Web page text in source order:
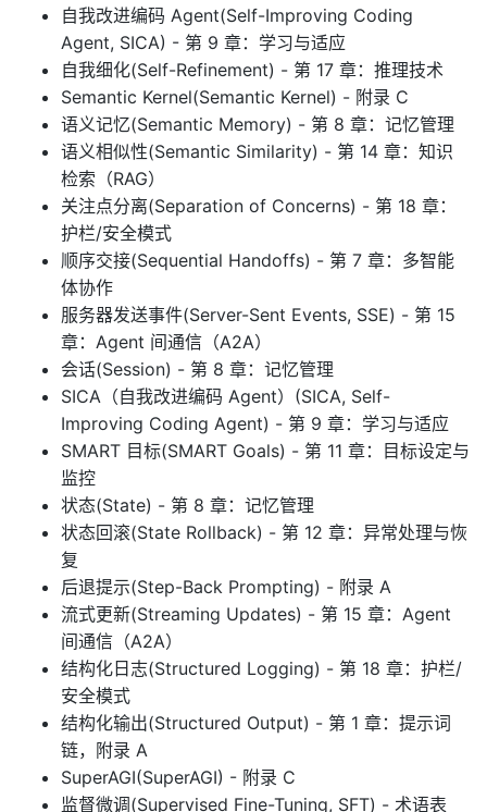
自我改进编码 Agent(Self-Improving Coding
Agent, SICA) - 第 9 章：学习与适应
自我细化(Self-Refinement) - 第 17 章：推理技术
Semantic Kernel(Semantic Kernel) - 附录 C
语义记忆(Semantic Memory) - 第 8 章：记忆管理
语义相似性(Semantic Similarity) - 第 14 章：知识
检索（RAG）
关注点分离(Separation of Concerns) - 第 18 章：
护栏/安全模式
顺序交接(Sequential Handoffs) - 第 7 章：多智能
体协作
服务器发送事件(Server-Sent Events, SSE) - 第 15
章：Agent 间通信（A2A）
会话(Session) - 第 8 章：记忆管理
SICA（自我改进编码 Agent）(SICA, Self-
Improving Coding Agent) - 第 9 章：学习与适应
SMART 目标(SMART Goals) - 第 11 章：目标设定与
监控
状态(State) - 第 8 章：记忆管理
状态回滚(State Rollback) - 第 12 章：异常处理与恢
复
后退提示(Step-Back Prompting) - 附录 A
流式更新(Streaming Updates) - 第 15 章：Agent
间通信（A2A）
结构化日志(Structured Logging) - 第 18 章：护栏/
安全模式
结构化输出(Structured Output) - 第 1 章：提示词
链，附录 A
SuperAGI(SuperAGI) - 附录 C
监督微调(Supervised Fine-Tuning, SFT) - 术语表